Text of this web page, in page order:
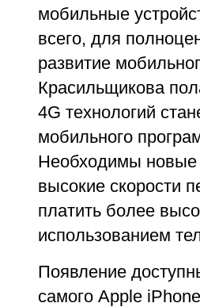
мобильные
всего, для
развитие
Красильщикова
4G технологий
мобильного
Необходимы новые
высокие скорости
платить более
использованием
Появление
самого Apple